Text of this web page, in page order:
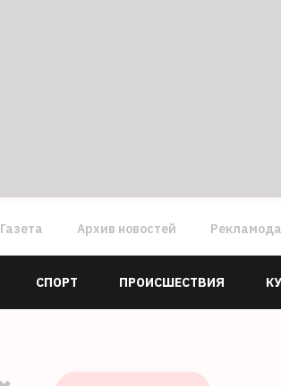
Газета Архив новостей
СПОРТ ПРОИСШЕСТВИЯ